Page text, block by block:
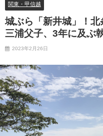
関東・甲信越
城ぶら「新井城」！
三浦父子、3年に及ぶ
2023年2月26日